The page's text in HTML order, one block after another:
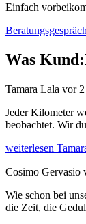
Einfach
Was
Tamara Lala vor
Jeder Kilometer
beobachtet. Wir
weiterlesen
Cosimo Gervasio
Wie schon bei
die Zeit, die